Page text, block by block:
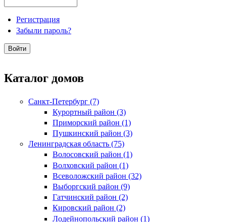
Регистрация
Забыли пароль?
Каталог домов
Санкт-Петербург (7)
Курортный район (3)
Приморский район (1)
Пушкинский район (3)
Ленинградская область (75)
Волосовский район (1)
Волховский район (1)
Всеволожский район (32)
Выборгский район (9)
Гатчинский район (2)
Кировский район (2)
Лодейнопольский район (1)